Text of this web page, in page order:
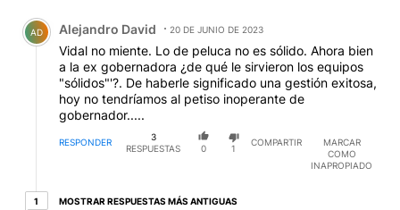
Comentario de Alejandro David.
AD Alejandro David 20 DE JUNIO DE 2023
Vidal no miente. Lo de peluca no es sólido. Ahora bien
a la ex gobernadora ¿de qué le sirvieron los equipos
"sólidos"'?. De haberle significado una gestión exitosa,
hoy no tendríamos al petiso inoperante de
gobernador.....
RESPONDER
3
RESPUESTAS
0 1
COMPARTIR
MARCAR
COMO
INAPROPIADO
11 respuesta más antiguas
MOSTRAR RESPUESTAS MÁS ANTIGUAS